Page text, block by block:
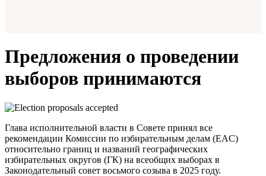
Предложения о проведении
выборов принимаются
Глава исполнительной власти в Совете принял все
рекомендации Комиссии по избирательным делам (EAC)
относительно границ и названий географических
избирательных округов (ГК) на всеобщих выборах в
Законодательный совет восьмого созыва в 2025 году.